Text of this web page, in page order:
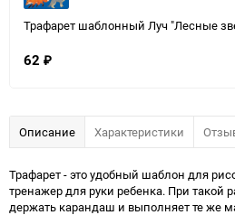
Трафарет шаблонный Луч "Лесные
62 ₽
Описание Характеристики
Трафарет - это удобный шаблон для
тренажер для руки ребенка. При такой
держать карандаш и выполняет те же